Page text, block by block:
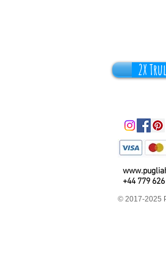
2X
+44 779
© 2017-2025